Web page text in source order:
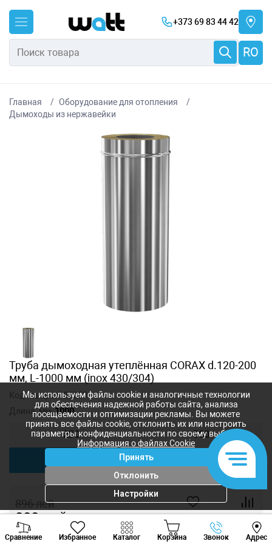
+373 69 83 44 42
RO
Главная
Оборудование для отопления
Дымоходы из нержавейки
Труба дымоходная утеплённая CORAX d.120-200
мм, L-1000 мм (inox 430/304)
Код товара:182250
Длина, мм:1000
250 500
896лей
800лей
Сравнение Избранное Каталог Корзина Звонок Адрес
Viber Whatsapp
Мы используем файлы cookie и аналогичные технологии
для обеспечения надежной работы сайта, анализа
посещаемости и оптимизации рекламы. Вы можете
принять все файлы cookie, отклонить их или настроить
параметры конфиденциальности по своему выбору.
Информация о файлах Cookie
Принять
Отклонить
Настройки